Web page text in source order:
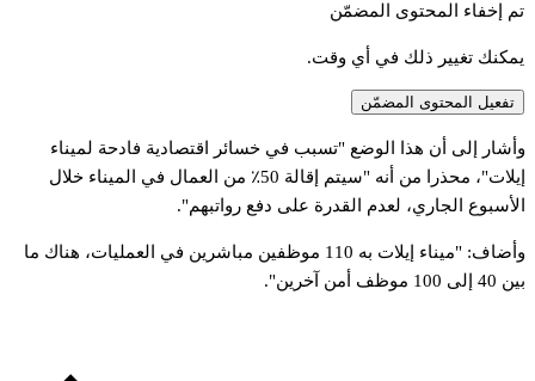
تم إخفاء المحتوى المضمّن
يمكنك تغيير ذلك في أي وقت.
تفعيل المحتوى المضمّن
وأشار إلى أن هذا الوضع "تسبب في خسائر اقتصادية فادحة لميناء
إيلات"، محذرا من أنه "سيتم إقالة 50٪ من العمال في الميناء خلال
الأسبوع الجاري، لعدم القدرة على دفع رواتبهم".
وأضاف: "ميناء إيلات به 110 موظفين مباشرين في العمليات، هناك ما
بين 40 إلى 100 موظف أمن آخرين".